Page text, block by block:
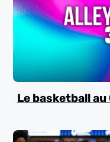
Le basketball